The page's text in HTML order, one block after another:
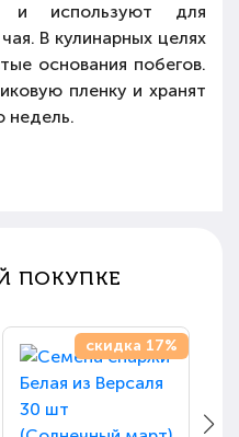
и используют для
В кулинарных целях
основания побегов.
пленку и хранят
недель.
ПОКУПКЕ
скидка 17%